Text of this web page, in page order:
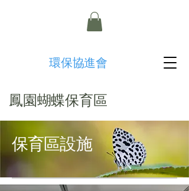
​環保協進會
鳳園蝴蝶保育區
保育區設施